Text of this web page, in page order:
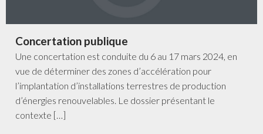
Concertation publique
Une concertation est conduite du 6 au 17 mars 2024, en
vue de déterminer des zones d’accélération pour
l’implantation d’installations terrestres de production
d’énergies renouvelables. Le dossier présentant le
contexte […]